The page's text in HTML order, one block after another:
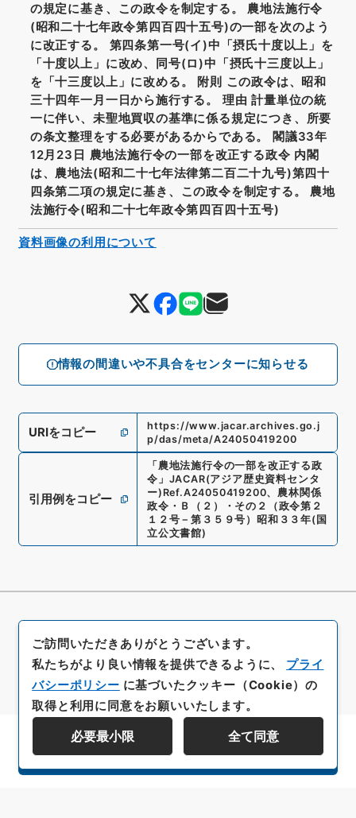
情報の間違いや不具合をセンターに知らせる
の規定に基き、この政令を制定する。 農地法施行令
(昭和二十七年政令第四百四十五号)の一部を次のよう
に改正する。 第四条第一号(イ)中「摂氏十度以上」を
「十度以上」に改め、同号(ロ)中「摂氏十三度以上」
を「十三度以上」に改める。 附則 この政令は、昭和
三十四年一月一日から施行する。 理由 計量単位の統
一に伴い、未聖地買収の基準に係る規定につき、所要
の条文整理をする必要があるからである。 閣議33年
12月23日 農地法施行令の一部を改正する政令 内閣
は、農地法(昭和二十七年法律第二百二十九号)第四十
四条第二項の規定に基き、この政令を制定する。 農地
法施行令(昭和二十七年政令第四百四十五号)
URIをコピー
https://www.jacar.archives.go.j
p/das/meta/A24050419200
引用例をコピー
「 農地法施行令の一部を改正する政
令 」 JACAR(アジア歴史資料センタ
ー) Ref.A24050419200、 農林関係
政令・Ｂ（２）・その２（政令第２
１２号－第３５９号）昭和３３年( 国
立公文書館)
資料画像の利用について
資料群階層を表示する
ご訪問いただきありがとうございます。
私たちがより良い情報を提供できるように、 プライ
バシーポリシー に基づいたクッキー（Cookie）の
取得と利用に同意をお願いいたします。
必要最小限 全て同意